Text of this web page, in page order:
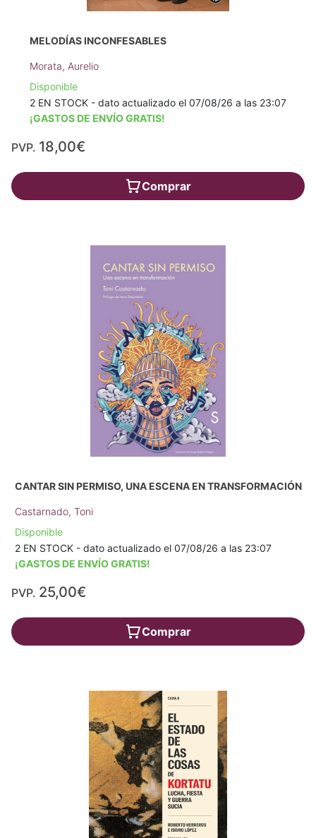
MELODÍAS INCONFESABLES
Morata, Aurelio
Disponible
2 EN STOCK - dato actualizado el 07/08/26 a las 23:07
¡GASTOS DE ENVÍO GRATIS!
PVP. 18,00€
Comprar
CANTAR SIN PERMISO, UNA ESCENA EN TRANSFORMACIÓN
Castarnado, Toni
Disponible
2 EN STOCK - dato actualizado el 07/08/26 a las 23:07
¡GASTOS DE ENVÍO GRATIS!
PVP. 25,00€
Comprar